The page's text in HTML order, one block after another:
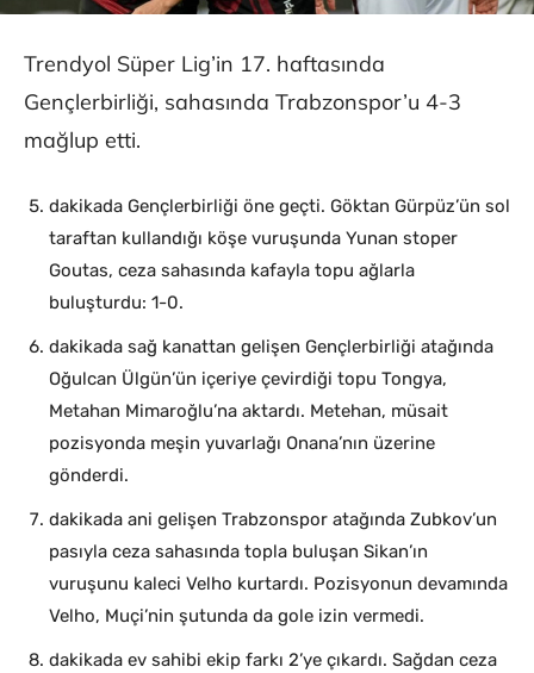
Trendyol Süper Lig’in 17. haftasında
Gençlerbirliği, sahasında Trabzonspor’u 4-3
mağlup etti.
dakikada Gençlerbirliği öne geçti. Göktan Gürpüz’ün sol
taraftan kullandığı köşe vuruşunda Yunan stoper
Goutas, ceza sahasında kafayla topu ağlarla
buluşturdu: 1-0.
dakikada sağ kanattan gelişen Gençlerbirliği atağında
Oğulcan Ülgün’ün içeriye çevirdiği topu Tongya,
Metahan Mimaroğlu’na aktardı. Metehan, müsait
pozisyonda meşin yuvarlağı Onana’nın üzerine
gönderdi.
dakikada ani gelişen Trabzonspor atağında Zubkov’un
pasıyla ceza sahasında topla buluşan Sikan’ın
vuruşunu kaleci Velho kurtardı. Pozisyonun devamında
Velho, Muçi’nin şutunda da gole izin vermedi.
dakikada ev sahibi ekip farkı 2’ye çıkardı. Sağdan ceza